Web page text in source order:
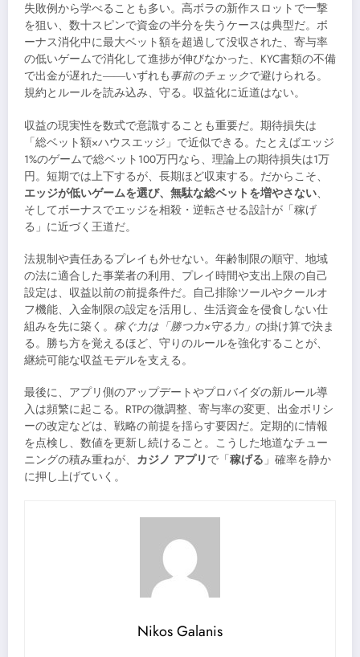
失敗例から学べることも多い。高ボラの新作スロットで一撃
を狙い、数十スピンで資金の半分を失うケースは典型だ。ボ
ーナス消化中に最大ベット額を超過して没収された、寄与率
の低いゲームで消化して進捗が伸びなかった、KYC書類の不備
で出金が遅れた――いずれも事前のチェックで避けられる。
規約とルールを読み込み、守る。収益化に近道はない。
収益の現実性を数式で意識することも重要だ。期待損失は
「総ベット額×ハウスエッジ」で近似できる。たとえばエッジ
1%のゲームで総ベット100万円なら、理論上の期待損失は1万
円。短期では上下するが、長期ほど収束する。だからこそ、
エッジが低いゲームを選び、無駄な総ベットを増やさない、
そしてボーナスでエッジを相殺・逆転させる設計が「稼げ
る」に近づく王道だ。
法規制や責任あるプレイも外せない。年齢制限の順守、地域
の法に適合した事業者の利用、プレイ時間や支出上限の自己
設定は、収益以前の前提条件だ。自己排除ツールやクールオ
フ機能、入金制限の設定を活用し、生活資金を侵食しない仕
組みを先に築く。 稼ぐ力は「勝つ力×守る力」 の掛け算で決ま
る。勝ち方を覚えるほど、守りのルールを強化することが、
継続可能な収益モデルを支える。
最後に、アプリ側のアップデートやプロバイダの新ルール導
入は頻繁に起こる。RTPの微調整、寄与率の変更、出金ポリシ
ーの改定などは、戦略の前提を揺らす要因だ。定期的に情報
を点検し、数値を更新し続けること。こうした地道なチュー
ニングの積み重ねが、 カジノ アプリ で「稼げる」確率を静か
に押し上げていく。
Nikos Galanis